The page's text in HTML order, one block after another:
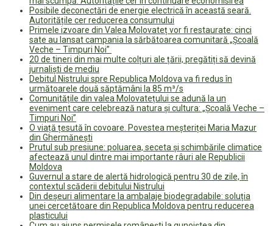
Posibile deconectări de energie electrică în această seară.
Autoritățile cer reducerea consumului
Primele izvoare din Valea Molovateț vor fi restaurate: cinci
sate au lansat campania la sărbătoarea comunitară „Școală
Veche – Timpuri Noi”
20 de tineri din mai multe colțuri ale țării, pregătiți să devină
jurnaliști de mediu
Debitul Nistrului spre Republica Moldova va fi redus în
următoarele două săptămâni la 85 m³/s
Comunitățile din valea Molovatețului se adună la un
eveniment care celebrează natura și cultura: „Școală Veche –
Timpuri Noi”
O viață țesută în covoare. Povestea meșteriței Maria Mazur
din Ghermănești
Prutul sub presiune: poluarea, seceta și schimbările climatice
afectează unul dintre mai importante râuri ale Republicii
Moldova
Guvernul a stare de alertă hidrologică pentru 30 de zile, în
contextul scăderii debitului Nistrului
Din deșeuri alimentare la ambalaje biodegradabile: soluția
unei cercetătoare din Republica Moldova pentru reducerea
plasticului